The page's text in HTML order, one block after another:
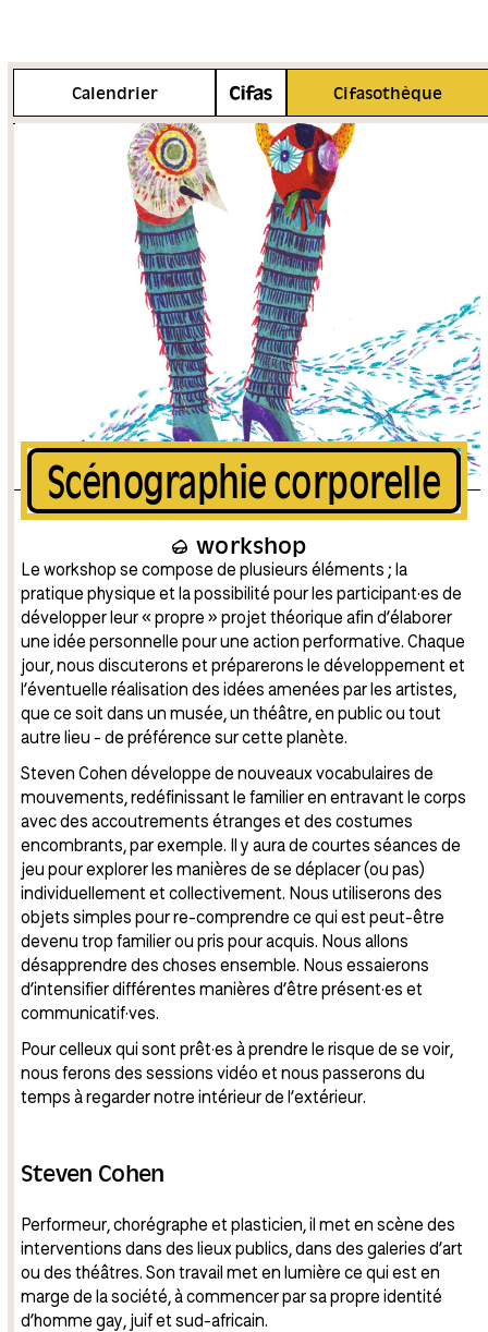
Calendrier Cifasothèque
Plus d'info
Scénographie corporelle
workshop
Le workshop se compose de plusieurs éléments ; la
pratique physique et la possibilité pour les participant·es de
développer leur « propre » projet théorique afin d’élaborer
une idée personnelle pour une action performative. Chaque
jour, nous discuterons et préparerons le développement et
l’éventuelle réalisation des idées amenées par les artistes,
que ce soit dans un musée, un théâtre, en public ou tout
autre lieu - de préférence sur cette planète.
Steven Cohen développe de nouveaux vocabulaires de
mouvements, redéfinissant le familier en entravant le corps
avec des accoutrements étranges et des costumes
encombrants, par exemple. Il y aura de courtes séances de
jeu pour explorer les manières de se déplacer (ou pas)
individuellement et collectivement. Nous utiliserons des
objets simples pour re-comprendre ce qui est peut-être
devenu trop familier ou pris pour acquis. Nous allons
désapprendre des choses ensemble. Nous essaierons
d’intensifier différentes manières d’être présent·es et
communicatif·ves.
Pour celleux qui sont prêt·es à prendre le risque de se voir,
nous ferons des sessions vidéo et nous passerons du
temps à regarder notre intérieur de l’extérieur.
Steven Cohen
Performeur, chorégraphe et plasticien, il met en scène des
interventions dans des lieux publics, dans des galeries d’art
ou des théâtres. Son travail met en lumière ce qui est en
marge de la société, à commencer par sa propre identité
d’homme gay, juif et sud-africain.